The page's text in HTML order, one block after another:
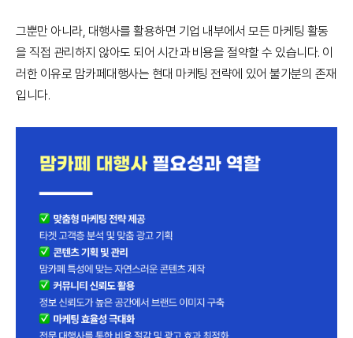
그뿐만 아니라, 대행사를 활용하면 기업 내부에서 모든 마케팅 활동
을 직접 관리하지 않아도 되어 시간과 비용을 절약할 수 있습니다. 이
러한 이유로 맘카페대행사는 현대 마케팅 전략에 있어 불가분의 존재
입니다.